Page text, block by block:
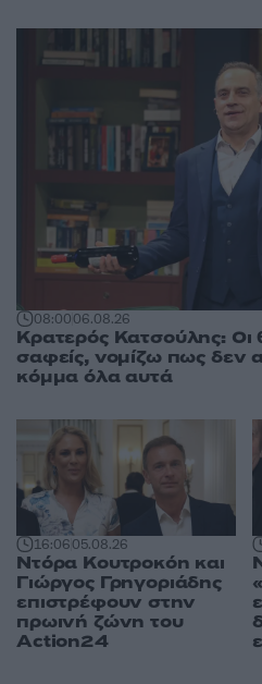
08:0006.08.26
Κρατερός Κατσούλης: Οι
σαφείς, νομίζω πως δεν
κόμμα όλα αυτά
16:0605.08.26
Ντόρα Κουτροκόη και
Γιώργος Γρηγοριάδης
επιστρέφουν στην
πρωινή ζώνη του
Action24